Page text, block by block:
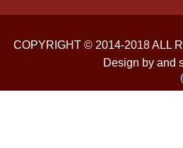
COPYRIGHT © 2014-2018 ALL
Design by and